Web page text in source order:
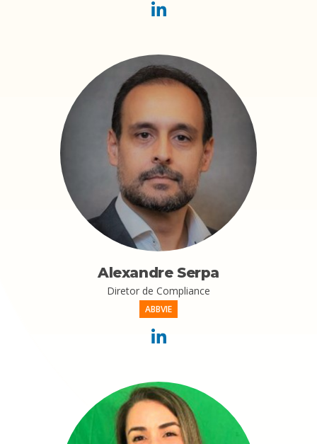
Alexandre Serpa
Diretor de Compliance
ABBVIE